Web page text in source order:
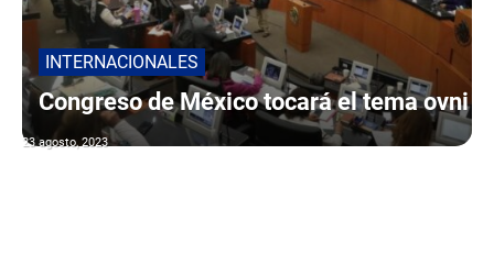
INTERNACIONALES
Congreso de México tocará el tema ovni
23 agosto, 2023